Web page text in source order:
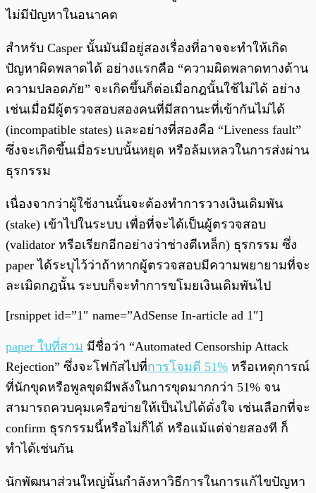
ไม่มีปัญหาในอนาคต
สำหรับ Casper นั้นมันมีอยู่สองเรื่องที่อาจจะทำให้เกิด
ปัญหาผิดพลาดได้ อย่างแรกคือ “ความผิดพลาดทางด้าน
ความปลอดภัย” จะเกิดขึ้นก็ต่อเมื่อกฎนั้นใช้ไม่ได้ อย่าง
เช่นเมื่อมีผู้ตรวจสอบสองคนที่มีสถานะที่เข้ากันไม่ได้
(incompatible states) และอย่างที่สองคือ “Liveness fault”
ซึ่งจะเกิดขึ้นเมื่อระบบนั้นหยุด หรือล้มเหลวในการส่งผ่าน
ธุรกรรม
เนื่องจากว่าผู้ใช้งานนั้นจะต้องทำการวางเงินเดิมพัน
(stake) เข้าไปในระบบ เพื่อที่จะได้เป็นผู้ตรวจสอบ
(validator หรือเรียกอีกอย่างว่าช่างตีเหล็ก) ธุรกรรม ซึ่ง
paper ได้ระบุไว้ว่าถ้าหากผู้ตรวจสอบมีความพยายามที่จะ
ละเมิดกฎนั้น ระบบก็จะทำการขโมยเงินเดิมพันไป
[rsnippet id=”1″ name=”AdSense In-article ad 1″]
paper ใบที่สาม มีชื่อว่า “Automated Censorship Attack
Rejection” ซึ่งจะโฟกัสไปที่การโจมตี 51% หรือเหตุการณ์
ที่นักขุดหรือพูลขุดมีพลังในการขุดมากกว่า 51% จน
สามารถควบคุมเครือข่ายให้เป็นไปได้ดั่งใจ เช่นเลือกที่จะ
confirm ธุรกรรมนี้หรือไม่ก็ได้ หรือแม้แต่จ่ายสองที ก็
ทำได้เช่นกัน
นักพัฒนาส่วนใหญ่นั้นกำลังหาวิธีการในการแก้ไขปัญหา